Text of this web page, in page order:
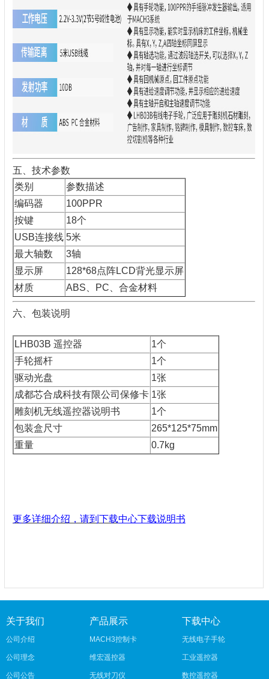
五、技术参数
类别
参数描述
编码器
100PPR
按键
18个
USB连接线 5米
最大轴数
3轴
显示屏
128*68点阵LCD背光显示屏
材质
ABS、PC、合金材料
六、包装说明
LHB03B 遥控器
1个
手轮摇杆
1个
驱动光盘
1张
成都芯合成科技有限公司保修卡 1张
雕刻机无线遥控器说明书
1个
包装盒尺寸
265*125*75mm
重量
0.7kg
更多详细介绍，请到下载中心下载说明书
关于我们
公司介绍
公司理念
公司公告
产品展示
MACH3控制卡
维宏遥控器
无线对刀仪
下载中心
无线电子手轮
工业遥控器
数控遥控器